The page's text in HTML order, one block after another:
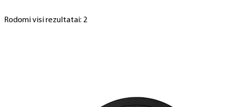
Rodomi visi rezultatai: 2